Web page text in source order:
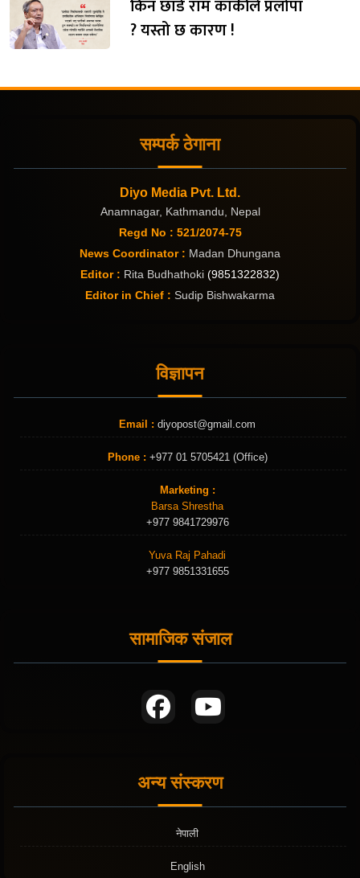
किन छाडे राम कार्कीले प्रलोपा
? यस्तो छ कारण !
सम्पर्क ठेगाना
Diyo Media Pvt. Ltd.
Anamnagar, Kathmandu, Nepal
Regd No : 521/2074-75
News Coordinator : Madan Dhungana
Editor : Rita Budhathoki (9851322832)
Editor in Chief : Sudip Bishwakarma
विज्ञापन
Email : diyopost@gmail.com
Phone : +977 01 5705421 (Office)
Marketing :
Barsa Shrestha
+977 9841729976
Yuva Raj Pahadi
+977 9851331655
सामाजिक संजाल
अन्य संस्करण
नेपाली
English